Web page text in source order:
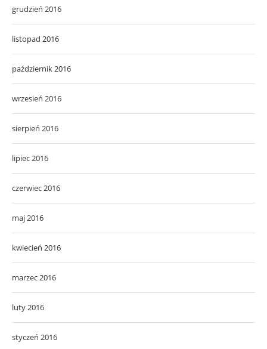
grudzień 2016
listopad 2016
październik 2016
wrzesień 2016
sierpień 2016
lipiec 2016
czerwiec 2016
maj 2016
kwiecień 2016
marzec 2016
luty 2016
styczeń 2016